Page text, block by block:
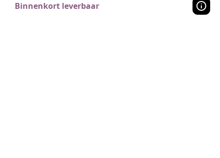
Binnenkort leverbaar